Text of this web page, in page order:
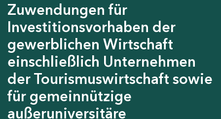
Zuwendungen für
Investitionsvorhaben der
gewerblichen Wirtschaft
einschließlich Unternehmen
der Tourismuswirtschaft sowie
für gemeinnützige
außeruniversitäre